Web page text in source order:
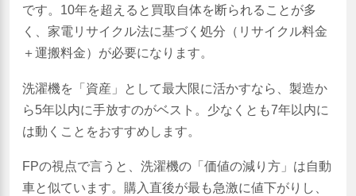
です。10年を超えると買取自体を断られることが多
く、家電リサイクル法に基づく処分（リサイクル料金
＋運搬料金）が必要になります。
洗濯機を「資産」として最大限に活かすなら、製造か
ら5年以内に手放すのがベスト。少なくとも7年以内に
は動くことをおすすめします。
FPの視点で言うと、洗濯機の「価値の減り方」は自動
車と似ています。購入直後が最も急激に値下がりし、